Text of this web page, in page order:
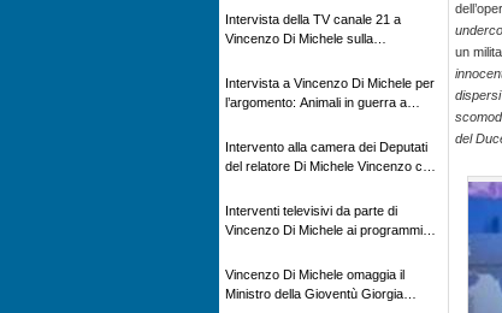
Intervista della TV canale 21 a
Vincenzo Di Michele sulla
Intervista a Vincenzo Di Michele per
l’argomento: Animali in guerra a
in onda su Espansione TV
Intervento alla camera dei Deputati
del relatore Di Michele Vincenzo con
impatto ambientale e problematiche
sui veicoli storici e trattori d’epoca
Interventi televisivi da parte di
Vincenzo Di Michele ai programmi
rivisitazione della storia
Vincenzo Di Michele omaggia il
Ministro della Gioventù Giorgia
un
del